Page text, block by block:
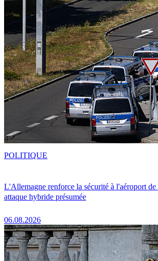
L'Allemagne renforce la sécurité à l'aéroport
attaque hybride présumée
06.08.2026
POLITIQUE